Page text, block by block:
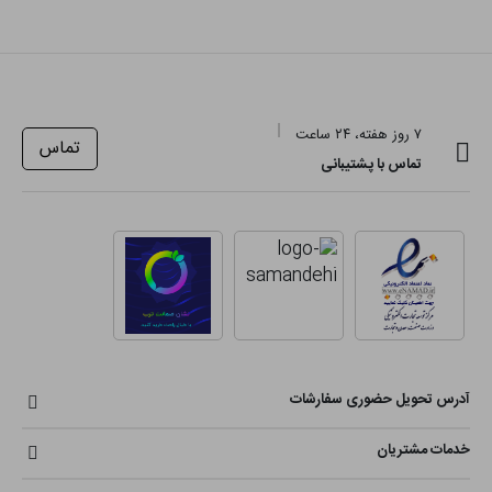
۷ روز هفته، ۲۴ ساعت
تماس با پشتیبانی
تماس
آدرس تحویل حضوری سفارشات
خدمات مشتریان